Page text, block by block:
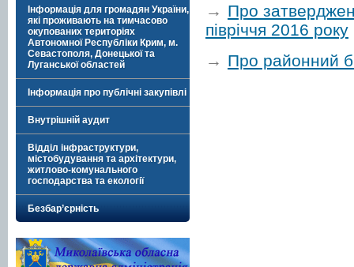
Інформація для громадян України,
які проживають на тимчасово
окупованих територіях
Автономної Республіки Крим, м.
Севастополя, Донецької та
Луганської областей
Інформація про публічні закупівлі
Внутрішній аудит
Відділ інфраструктури,
містобудування та архітектури,
житлово-комунального
господарства та екології
Безбар’єрність
→ Про
півріччя 2016 року
→ Про районний